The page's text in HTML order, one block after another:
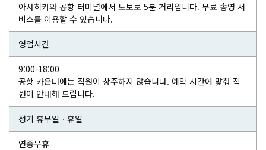
아사히카와 공항 터미널에서 도보로 5분 거리입니다. 무료 송영 서
비스를 이용할 수 있습니다.
영업시간
9:00-18:00
공항 카운터에는 직원이 상주하지 않습니다. 예약 시간에 맞춰 직
원이 안내해 드립니다.
정기 휴무일ㆍ휴일
연중무휴